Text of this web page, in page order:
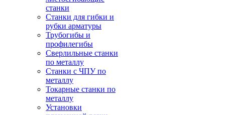
станки
Станки для гибки и
рубки арматуры
Трубогибы и
профилегибы
Сверлильные станки
по металлу
Станки с ЧПУ по
металлу
Токарные станки по
металлу
Установки